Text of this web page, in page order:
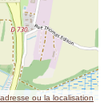
ou la localisation